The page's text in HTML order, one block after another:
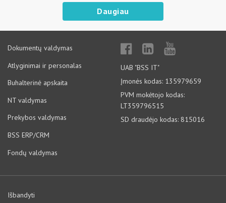
Daugiau
Dokumentų valdymas
Atlyginimai ir personalas
Buhalterinė apskaita
NT valdymas
Prekybos valdymas
BSS ERP/CRM
Fondų valdymas
UAB "BSS IT"
Įmonės kodas: 135979659
PVM mokėtojo kodas:
LT359796515
SD draudėjo kodas: 815016
Išbandyti